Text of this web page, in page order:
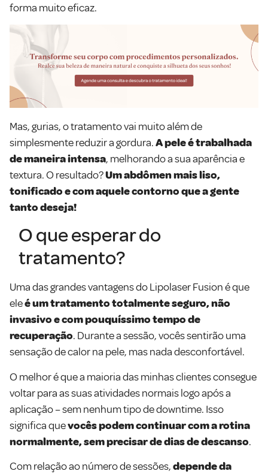
forma muito eficaz.
Mas, gurias, o tratamento vai muito além de
simplesmente reduzir a gordura.A pele é trabalhada
de maneira intensa, melhorando a sua aparência e
textura. O resultado?Um abdômen mais liso,
tonificado e com aquele contorno que a gente
tanto deseja!
O que esperar do
tratamento?
Uma das grandes vantagens do Lipolaser Fusion é que
eleé um tratamento totalmente seguro, não
invasivo e com pouquíssimo tempo de
recuperação. Durante a sessão, vocês sentirão uma
sensação de calor na pele, mas nada desconfortável.
O melhor é que a maioria das minhas clientes consegue
voltar para as suas atividades normais logo após a
aplicação – sem nenhum tipo de downtime. Isso
significa quevocês podem continuar com a rotina
normalmente, sem precisar de dias de descanso.
Com relação ao número de sessões,depende da